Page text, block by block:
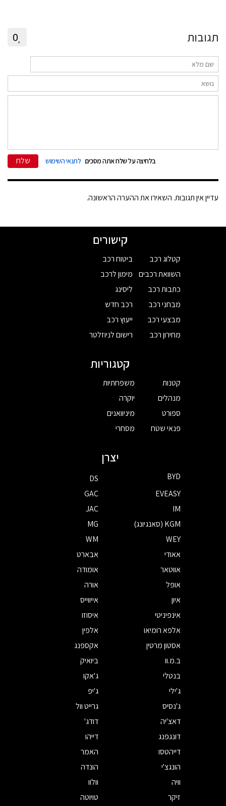
תגובות 0
בלחיצה על שלח אתה מסכים לתנאי השימוש שלח
עדיין אין תגובות. השאירו את ההערה הראשונה.
קישורים
קטלוג רכב
השוואת רכבים
כתבות רכב
מבחני רכב
מבצעי רכב
מחירון רכב
ביטוח רכב
מימון לרכב
ליסינג
רכב חדש
ייעוץ רכב
רישום לניוזלטר
קטגוריות
קטנות
מנהלים
ספורט
פנאי שטח
משפחתיות
יוקרה
מיניוואנים
מסחרי
יצרן
BYD
DS
EVEASY
GAC
IM
JAC
KGM (סאנגיונג)
MG
WEY
WM
אאודי
אבארט
אווטאר
אומודה
אופל
אורה
איון
אייווייס
אינפיניטי
איסוזו
אלפא רומיאו
אלפין
אסטון מרטין
אקספנג
ב.מ.וו
ביואיק
בנטלי
ג'אקו
ג'ילי
ג'יפ
ג'נסיס
גרייט וול
דאצ'יה
דודג'
דונגפנג
דייהו
דייהטסו
האמר
הונגצ'י
הונדה
וויה
וולוו
זיקר
טויוטה